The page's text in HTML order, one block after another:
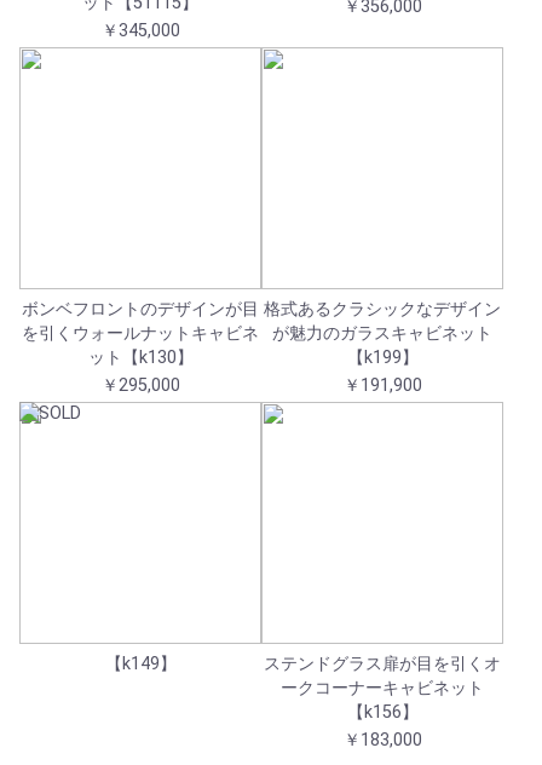
￥345,000
￥356,000
ボンベフロントのデザインが目
を引くウォールナットキャビネ
ット【k130】
￥295,000
格式あるクラシックなデザイン
が魅力のガラスキャビネット
【k199】
￥191,900
【k149】
ステンドグラス扉が目を引くオ
ークコーナーキャビネット
【k156】
￥183,000